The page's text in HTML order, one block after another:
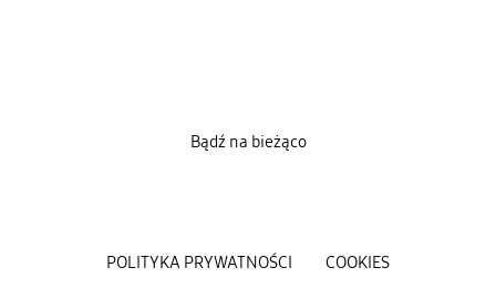
POLITYKA PRYWATNOŚCI COOKIES
Bądź na bieżąco